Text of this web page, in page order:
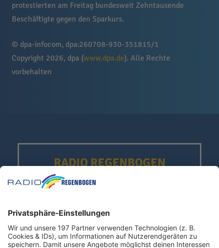
protestierten am Freitag bundesweit Zehntausende
Beschäftigte gegen den Sparkurs.
© dpa-infocom, dpa:260708-930-351815/1
Copyright 2026, dpa (www.dpa.de). Alle Rechte
vorbehalten
RADIO REGENBOGEN